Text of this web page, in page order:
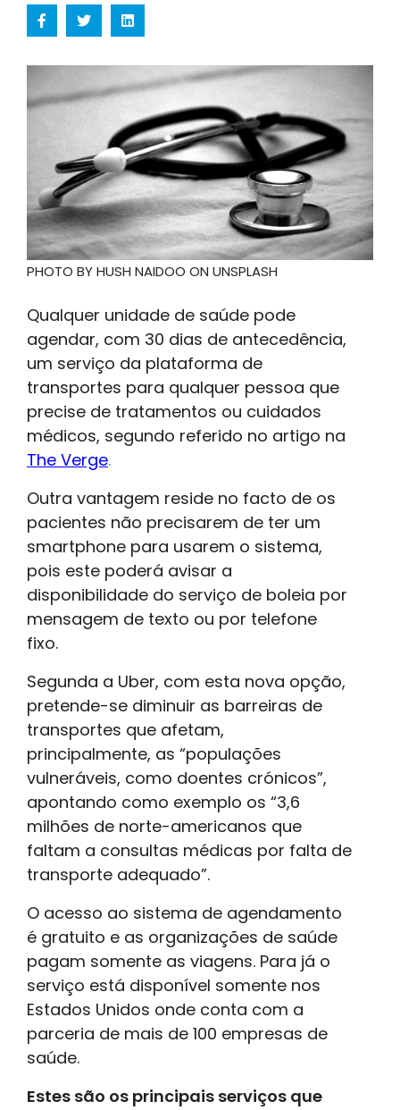
PHOTO BY HUSH NAIDOO ON UNSPLASH
Qualquer unidade de saúde pode
agendar, com 30 dias de antecedência,
um serviço da plataforma de
transportes para qualquer pessoa que
precise de tratamentos ou cuidados
médicos, segundo referido no artigo na
The Verge.
Outra vantagem reside no facto de os
pacientes não precisarem de ter um
smartphone para usarem o sistema,
pois este poderá avisar a
disponibilidade do serviço de boleia por
mensagem de texto ou por telefone
fixo.
Segunda a Uber, com esta nova opção,
pretende-se diminuir as barreiras de
transportes que afetam,
principalmente, as “populações
vulneráveis, como doentes crónicos”,
apontando como exemplo os “3,6
milhões de norte-americanos que
faltam a consultas médicas por falta de
transporte adequado”.
O acesso ao sistema de agendamento
é gratuito e as organizações de saúde
pagam somente as viagens. Para já o
serviço está disponível somente nos
Estados Unidos onde conta com a
parceria de mais de 100 empresas de
saúde.
Estes são os principais serviços que